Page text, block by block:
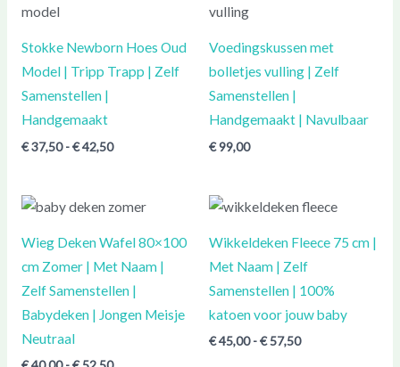
Stokke Newborn Hoes Oud
Model | Tripp Trapp | Zelf
Samenstellen |
Handgemaakt
€37,50 -€42,50
Voedingskussen met
bolletjes vulling | Zelf
Samenstellen |
Handgemaakt | Navulbaar
€99,00
Wieg Deken Wafel 80×100
cm Zomer | Met Naam |
Zelf Samenstellen |
Babydeken | Jongen Meisje
Neutraal
Prijsklasse:
€ 52,50
Wikkeldeken Fleece 75 cm |
Met Naam | Zelf
Samenstellen | 100%
katoen voor jouw baby
€45,00 -€57,50
Prijsklasse:
€ 57,50